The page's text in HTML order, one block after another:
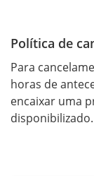
Política de
Para
horas de
encaixar uma
disponibilizado.